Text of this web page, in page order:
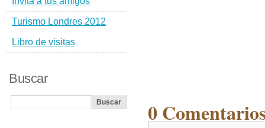
0
Turismo Londres 2012
Libro de visitas
Buscar